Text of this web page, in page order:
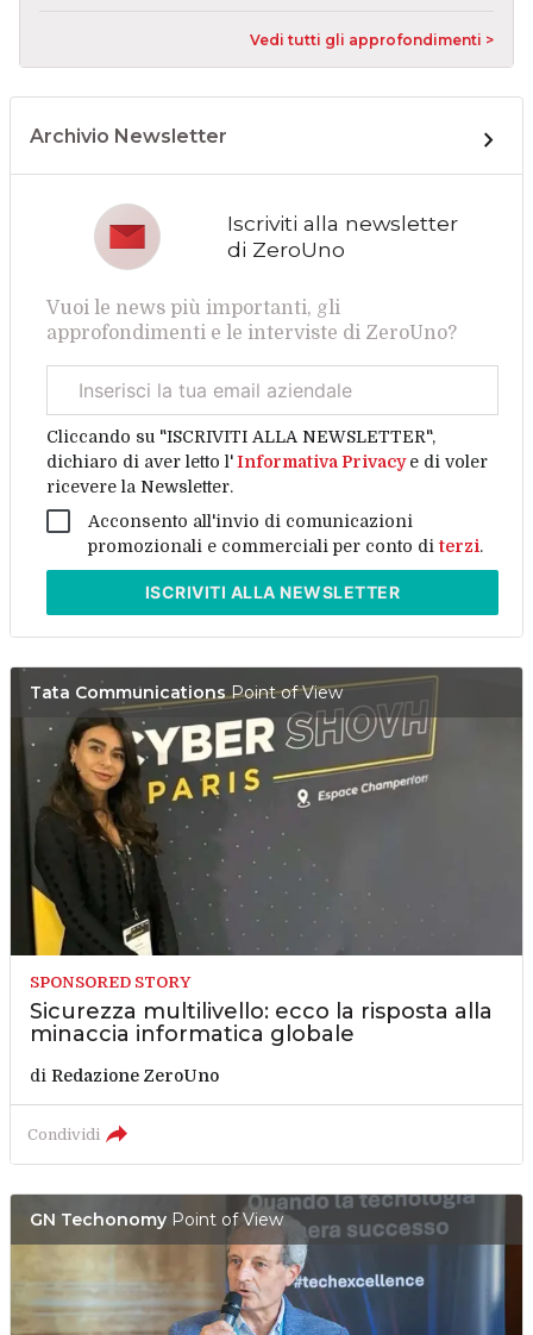
Vedi tutti gli approfondimenti >
Archivio Newsletter
Iscriviti alla newsletter
di ZeroUno
Vuoi le news più importanti, gli
approfondimenti e le interviste di ZeroUno?
aziendale
Cliccando su "ISCRIVITI ALLA NEWSLETTER",
dichiaro di aver letto l'Informativa Privacye di voler
ricevere la Newsletter.
Acconsento all'invio di comunicazioni
promozionali e commerciali per conto diterzi.
ISCRIVITI ALLA NEWSLETTER
Tata CommunicationsPoint of View
SPONSORED STORY
Sicurezza multilivello: ecco la risposta alla
minaccia informatica globale
di Redazione ZeroUno
Condividi
GN TechonomyPoint of View